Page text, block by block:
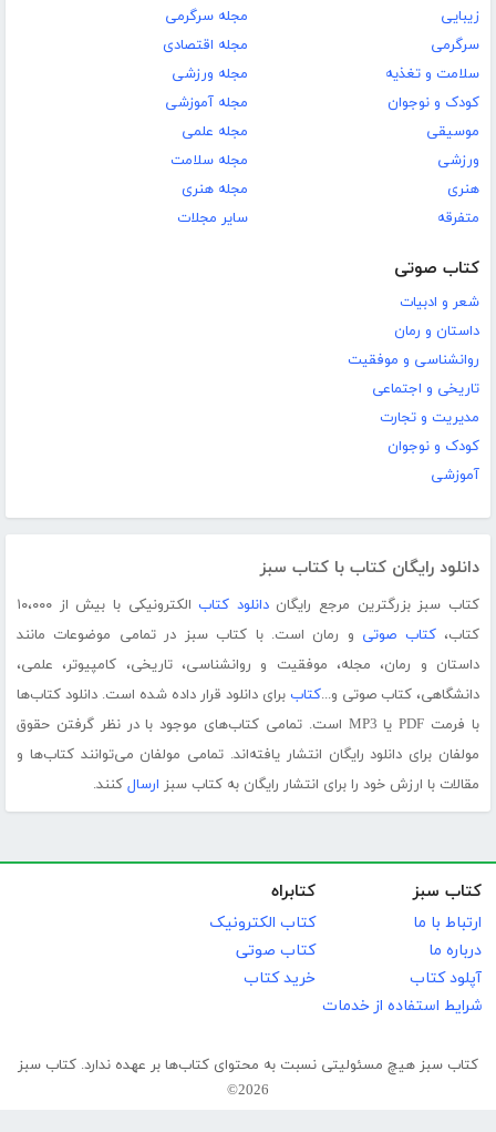
زیبایی
سرگرمی
سلامت و تغذیه
کودک و نوجوان
موسیقی
ورزشی
هنری
متفرقه
مجله سرگرمی
مجله اقتصادی
مجله ورزشی
مجله آموزشی
مجله علمی
مجله سلامت
مجله هنری
سایر مجلات
کتاب صوتی
شعر و ادبیات
داستان و رمان
روانشناسی و موفقیت
تاریخی و اجتماعی
مدیریت و تجارت
کودک و نوجوان
آموزشی
دانلود رایگان کتاب با کتاب سبز
کتاب سبز بزرگترین مرجع رایگاندانلود کتاب
الکترونیکی با بیش از ۱۰،۰۰۰
کتاب،کتاب صوتی و رمان است. با کتاب سبز در تمامی موضوعات مانند
داستان و رمان، مجله، موفقیت و روانشناسی، تاریخی، کامپیوتر، علمی،
دانشگاهی، کتاب صوتی و...کتاب برای دانلود قرار داده شده است. دانلود کتاب‌ها
با فرمت PDF یا MP3 است. تمامی کتاب‌های موجود با در نظر گرفتن حقوق
مولفان برای دانلود رایگان انتشار یافته‌اند. تمامی مولفان می‌توانند کتاب‌ها و
مقالات با ارزش خود را برای انتشار رایگان به کتاب سبز ارسال کنند.
کتاب سبز
ارتباط با ما
درباره ما
آپلود کتاب
شرایط استفاده از خدمات
کتابراه
کتاب الکترونیک
کتاب صوتی
خرید کتاب
کتاب سبز هیچ مسئولیتی نسبت به محتوای کتاب‌ها بر عهده ندارد. کتاب سبز
2026©